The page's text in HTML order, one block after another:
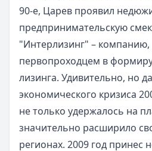
90-е, Царев проявил
предпринимательскую
"Интерлизинг" – компанию,
первопроходцем в
лизинга. Удивительно, но
экономического кризиса
не только удержалось на
значительно расширило
регионах. 2009 год принес